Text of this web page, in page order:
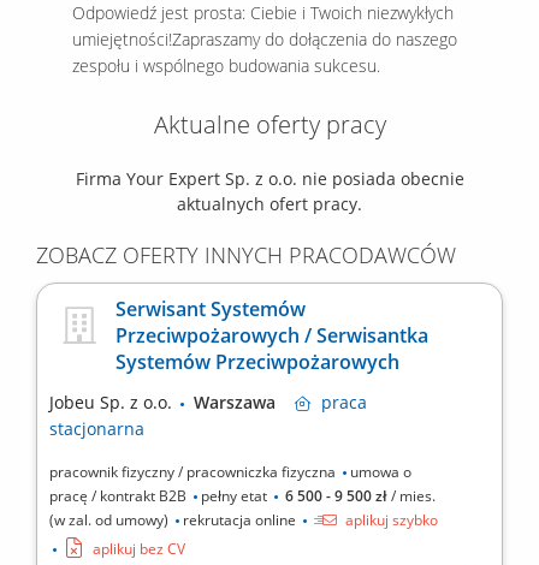
Odpowiedź jest prosta: Ciebie i Twoich niezwykłych
umiejętności!Zapraszamy do dołączenia do naszego
zespołu i wspólnego budowania sukcesu.
Aktualne oferty pracy
Firma Your Expert Sp. z o.o. nie posiada obecnie
aktualnych ofert pracy.
ZOBACZ OFERTY INNYCH PRACODAWCÓW
Serwisant Systemów
Przeciwpożarowych / Serwisantka
Systemów Przeciwpożarowych
Jobeu Sp. z o.o. Warszawa
praca
stacjonarna
pracownik fizyczny / pracowniczka fizyczna
umowa o
pracę / kontrakt B2B
pełny etat 6 500 - 9 500 zł/ mies.
(w zal. od umowy)
rekrutacja online
aplikuj szybko
aplikuj bez CV